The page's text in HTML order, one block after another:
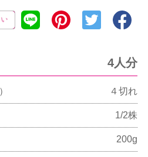
4人分
４切れ
1/2株
200g